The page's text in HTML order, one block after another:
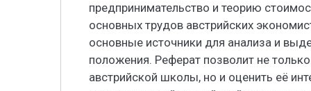
предпринимательство и теорию
основных трудов австрийских
основные источники для анализа и
положения. Реферат позволит не
австрийской школы, но и оценить её